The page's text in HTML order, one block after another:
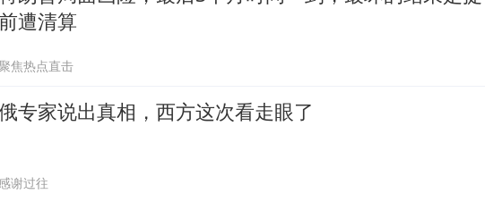
遭清算
焦热点直击
专家说出真相，西方这次看走眼了
感谢过往